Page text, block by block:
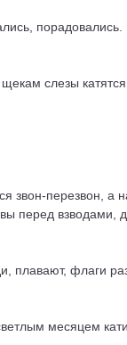
порадовались.
слезы
звон-перезвон, а
перед взводами,
плавают, флаги
месяцем